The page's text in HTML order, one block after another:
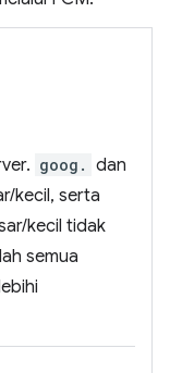
goog. dan
kecil, serta
kecil tidak
semua